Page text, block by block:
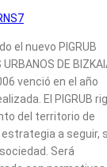
el nuevo PIGRUB
URBANOS DE
venció en el año
El PIGRUB
del territorio de
a seguir,
Será